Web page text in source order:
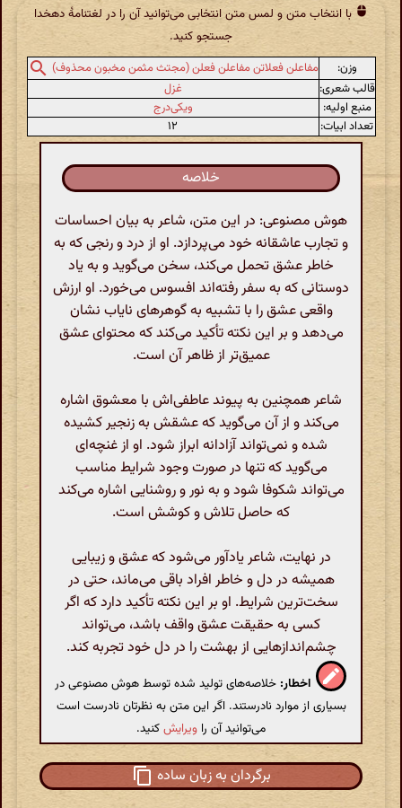
با انتخاب متن و لمس متن انتخابی می‌توانید آن را در لغتنامهٔ دهخدا
جستجو کنید.
وزن:
مفاعلن فعلاتن مفاعلن فعلن (مجتث مثمن مخبون محذوف)
قالب شعری:
غزل
منبع اولیه:
ویکی‌درج
تعداد ابیات:
۱۲
خلاصه
هوش مصنوعی: در این متن، شاعر به بیان احساسات
و تجارب عاشقانه خود می‌پردازد. او از درد و رنجی که به
خاطر عشق تحمل می‌کند، سخن می‌گوید و به یاد
دوستانی که به سفر رفته‌اند افسوس می‌خورد. او ارزش
واقعی عشق را با تشبیه به گوهرهای نایاب نشان
می‌دهد و بر این نکته تأکید می‌کند که محتوای عشق
عمیق‌تر از ظاهر آن است.
شاعر همچنین به پیوند عاطفی‌اش با معشوق اشاره
می‌کند و از آن می‌گوید که عشقش به زنجیر کشیده
شده و نمی‌تواند آزادانه ابراز شود. او از غنچه‌ای
می‌گوید که تنها در صورت وجود شرایط مناسب
می‌تواند شکوفا شود و به نور و روشنایی اشاره می‌کند
که حاصل تلاش و کوشش است.
در نهایت، شاعر یادآور می‌شود که عشق و زیبایی
همیشه در دل و خاطر افراد باقی می‌ماند، حتی در
سخت‌ترین شرایط. او بر این نکته تأکید دارد که اگر
کسی به حقیقت عشق واقف باشد، می‌تواند
چشم‌اندازهایی از بهشت را در دل خود تجربه کند.
اخطار: خلاصه‌های تولید شده توسط هوش مصنوعی در
بسیاری از موارد نادرستند. اگر این متن به نظرتان نادرست است
می‌توانید آن را ویرایشکنید.
برگردان به زبان ساده